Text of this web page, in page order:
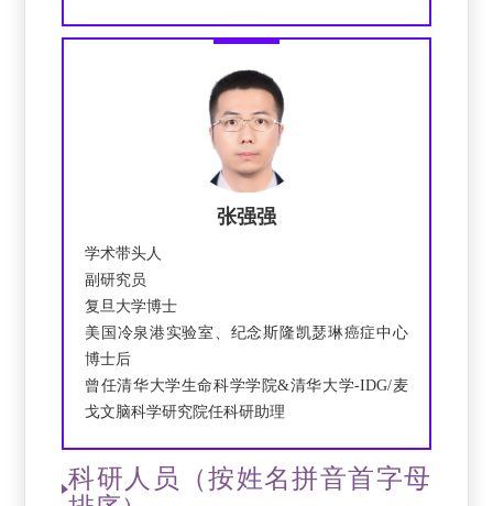
张强强
学术带头人
副研究员
复旦大学博士
美国冷泉港实验室、纪念斯隆凯瑟琳癌症中心
博士后
曾任清华大学生命科学学院&清华大学-IDG/麦
戈文脑科学研究院任科研助理
科研人员（按姓名拼音首字母